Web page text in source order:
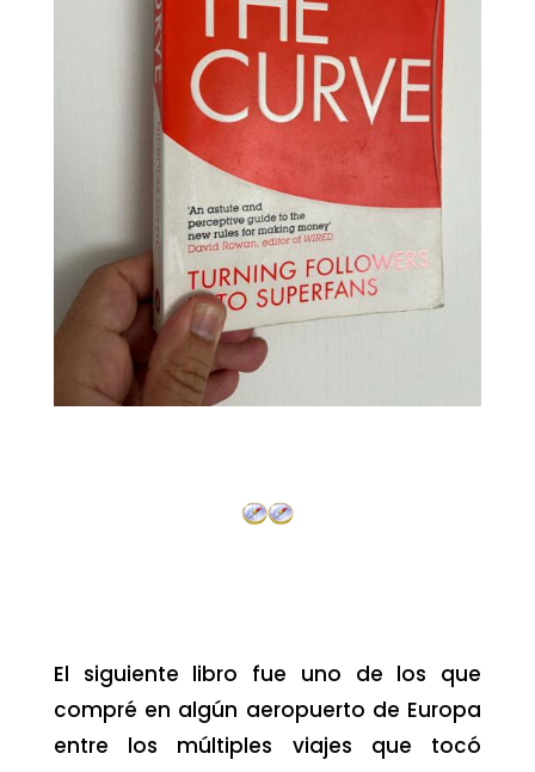
El siguiente libro fue uno de los que
compré en algún aeropuerto de Europa
entre los múltiples viajes que tocó